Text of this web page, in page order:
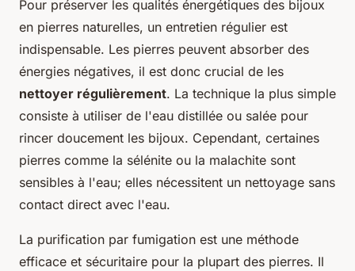
Pour préserver les qualités énergétiques des bijoux
en pierres naturelles, un entretien régulier est
indispensable. Les pierres peuvent absorber des
énergies négatives, il est donc crucial de les
nettoyer régulièrement. La technique la plus simple
consiste à utiliser de l'eau distillée ou salée pour
rincer doucement les bijoux. Cependant, certaines
pierres comme la sélénite ou la malachite sont
sensibles à l'eau; elles nécessitent un nettoyage sans
contact direct avec l'eau.
La purification par fumigation est une méthode
efficace et sécuritaire pour la plupart des pierres. Il